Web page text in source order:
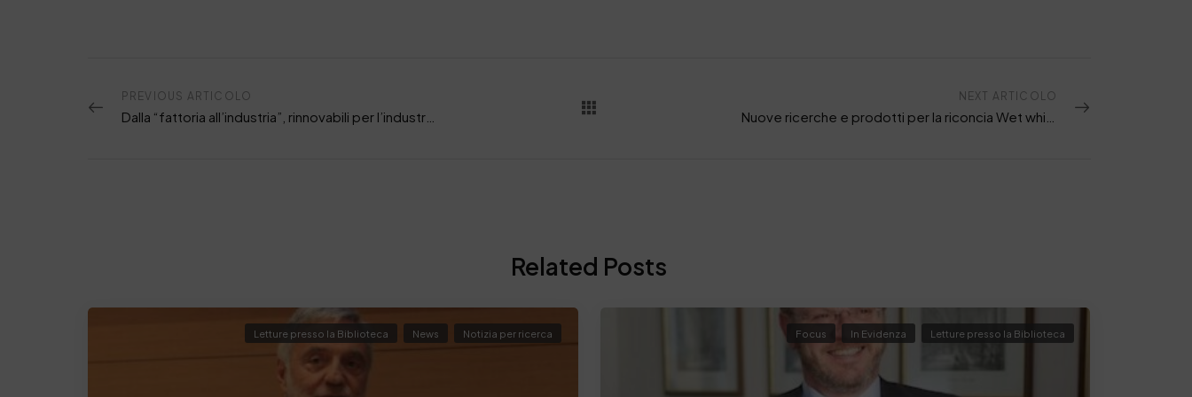
PREVIOUS ARTICOLO
Dalla “fattoria all’industria”, rinnovabili per l’industria conciaria
NEXT ARTICOLO
Related Posts
Letture presso la Biblioteca News Notizia per ricerca Focus In Evidenza Letture presso la Biblioteca